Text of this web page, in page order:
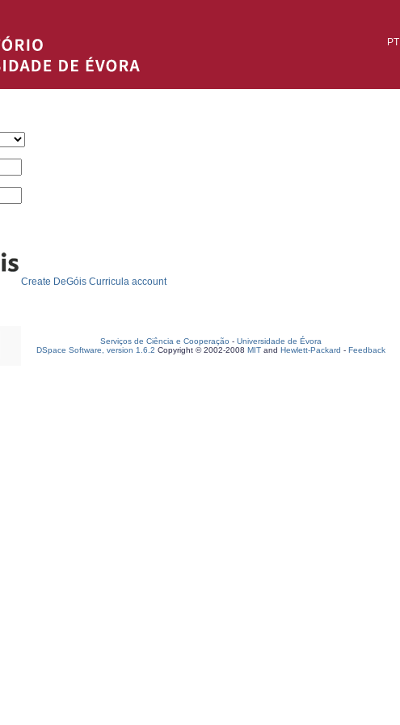
PT
Create DeGóis Curricula account
Serviços de Ciência e Cooperação - Universidade de Évora
DSpace Software, version 1.6.2 Copyright © 2002-2008 MIT and Hewlett-Packard - Feedback